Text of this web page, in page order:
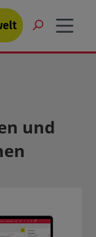
auf dem
und